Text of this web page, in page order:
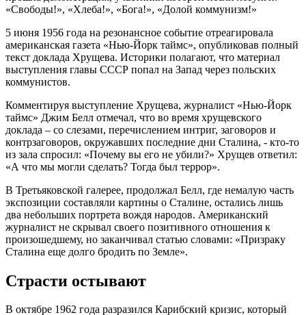
«Свободы!», «Хлеба!», «Бога!», «Долой коммунизм!»
5 июня 1956 года на резонансное событие отреагировала
американская газета «Нью-Йорк таймс», опубликовав полный
текст доклада Хрущева. Историки полагают, что материал
выступления главы СССР попал на Запад через польских
коммунистов.
Комментируя выступление Хрущева, журналист «Нью-Йорк
таймс» Джим Белл отмечал, что во время хрущевского
доклада – со слезами, перечислением интриг, заговоров и
контрзаговоров, окружавших последние дни Сталина, - кто-то
из зала спросил: «Почему вы его не убили?» Хрущев ответил:
«А что мы могли сделать? Тогда был террор».
В Третьяковской галерее, продолжал Белл, где немалую часть
экспозиции составляли картины о Сталине, остались лишь
два небольших портрета вождя народов. Американский
журналист не скрывал своего позитивного отношения к
произошедшему, но заканчивал статью словами: «Призраку
Сталина еще долго бродить по Земле».
Страсти остывают
В октябре 1962 года разразился Карибский кризис, который